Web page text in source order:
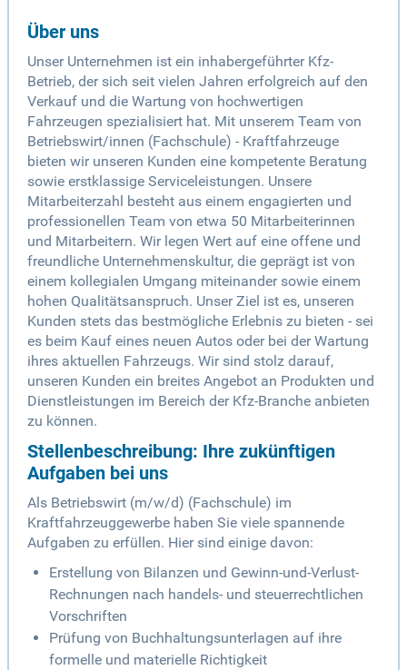
Über uns
Unser Unternehmen ist ein inhabergeführter Kfz-
Betrieb, der sich seit vielen Jahren erfolgreich auf den
Verkauf und die Wartung von hochwertigen
Fahrzeugen spezialisiert hat. Mit unserem Team von
Betriebswirt/innen (Fachschule) - Kraftfahrzeuge
bieten wir unseren Kunden eine kompetente Beratung
sowie erstklassige Serviceleistungen. Unsere
Mitarbeiterzahl besteht aus einem engagierten und
professionellen Team von etwa 50 Mitarbeiterinnen
und Mitarbeitern. Wir legen Wert auf eine offene und
freundliche Unternehmenskultur, die geprägt ist von
einem kollegialen Umgang miteinander sowie einem
hohen Qualitätsanspruch. Unser Ziel ist es, unseren
Kunden stets das bestmögliche Erlebnis zu bieten - sei
es beim Kauf eines neuen Autos oder bei der Wartung
ihres aktuellen Fahrzeugs. Wir sind stolz darauf,
unseren Kunden ein breites Angebot an Produkten und
Dienstleistungen im Bereich der Kfz-Branche anbieten
zu können.
Stellenbeschreibung: Ihre zukünftigen
Aufgaben bei uns
Als Betriebswirt (m/w/d) (Fachschule) im
Kraftfahrzeuggewerbe haben Sie viele spannende
Aufgaben zu erfüllen. Hier sind einige davon:
Erstellung von Bilanzen und Gewinn-und-Verlust-
Rechnungen nach handels- und steuerrechtlichen
Vorschriften
Prüfung von Buchhaltungsunterlagen auf ihre
formelle und materielle Richtigkeit